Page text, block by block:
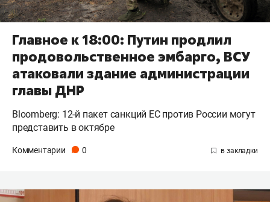
Главное к 18:00: Путин продлил
продовольственное эмбарго, ВСУ
атаковали здание администрации
главы ДНР
Bloomberg: 12-й пакет санкций ЕС против России могут
представить в октябре
Комментарии 0